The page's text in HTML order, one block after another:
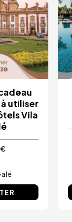
utiliser
Vila